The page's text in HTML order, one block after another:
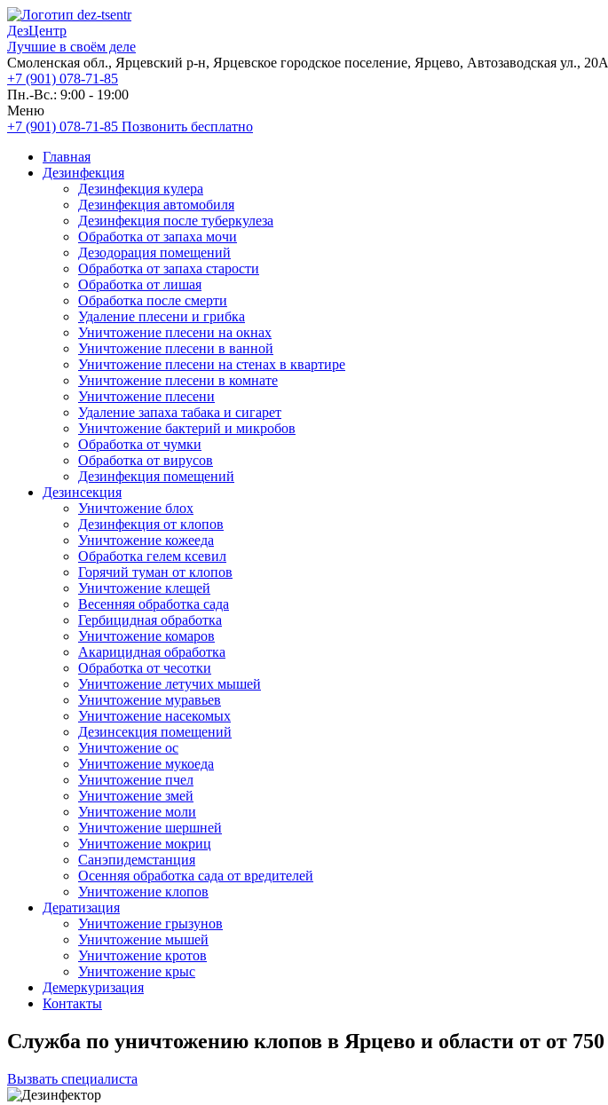
ДезЦентр
Лучшие в своём деле
Смоленская обл., Ярцевский р-н, Ярцевское городское поселение, Ярцево, Автозаводская ул., 20А
+7 (901) 078-71-85
Пн.-Вс.: 9:00 - 19:00
Меню
+7 (901) 078-71-85 Позвонить бесплатно
Главная
Дезинфекция
Дезинфекция кулера
Дезинфекция автомобиля
Дезинфекция после туберкулеза
Обработка от запаха мочи
Дезодорация помещений
Обработка от запаха старости
Обработка от лишая
Обработка после смерти
Удаление плесени и грибка
Уничтожение плесени на окнах
Уничтожение плесени в ванной
Уничтожение плесени на стенах в квартире
Уничтожение плесени в комнате
Уничтожение плесени
Удаление запаха табака и сигарет
Уничтожение бактерий и микробов
Обработка от чумки
Обработка от вирусов
Дезинфекция помещений
Дезинсекция
Уничтожение блох
Дезинфекция от клопов
Уничтожение кожееда
Обработка гелем ксевил
Горячий туман от клопов
Уничтожение клещей
Весенняя обработка сада
Гербицидная обработка
Уничтожение комаров
Акарицидная обработка
Обработка от чесотки
Уничтожение летучих мышей
Уничтожение муравьев
Уничтожение насекомых
Дезинсекция помещений
Уничтожение ос
Уничтожение мукоеда
Уничтожение пчел
Уничтожение змей
Уничтожение моли
Уничтожение шершней
Уничтожение мокриц
Санэпидемстанция
Осенняя обработка сада от вредителей
Уничтожение клопов
Дератизация
Уничтожение грызунов
Уничтожение мышей
Уничтожение кротов
Уничтожение крыс
Демеркуризация
Контакты
Служба по уничтожению клопов в Ярцево и области от от 750
Вызвать специалиста